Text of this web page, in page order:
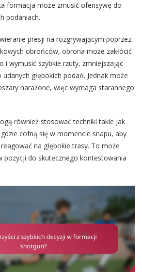
formacja może zmusić ofensywę do
podaniach.
presji na rozgrywającym poprzez
obrońców, obrona może zakłócić
i wymusić szybkie rzuty, zmniejszając
głębokich podań. Jednak może
narażone, więc wymaga starannego
również stosować techniki takie jak
cofną się w momencie snapu, aby
na głębokie trasy. To może
pozycji do skutecznego kontestowania